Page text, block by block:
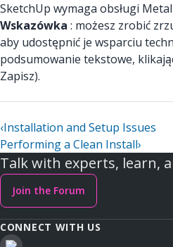
SketchUp wymaga obsługi Metal
Wskazówka : możesz zrobić
aby udostępnić je wsparciu
podsumowanie tekstowe,
Zapisz).
‹Installation and Setup Issues
Performing a Clean Install›
Talk with experts, learn,
Join the Forum
CONNECT WITH US